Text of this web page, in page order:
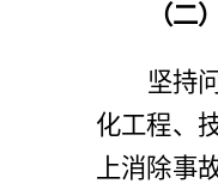
（二
坚持
化工程、
上消除事